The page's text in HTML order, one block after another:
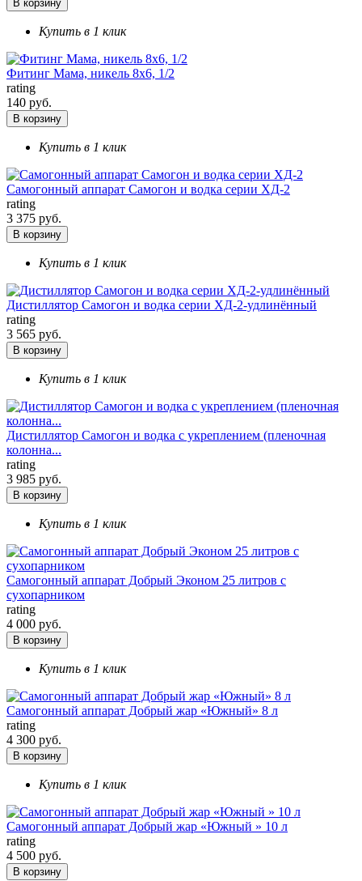
В корзину
Купить в 1 клик
Фитинг Мама, никель 8х6, 1/2
rating
140 руб.
В корзину
Купить в 1 клик
Самогонный аппарат Самогон и водка серии ХД-2
rating
3 375 руб.
В корзину
Купить в 1 клик
Дистиллятор Самогон и водка серии ХД-2-удлинённый
rating
3 565 руб.
В корзину
Купить в 1 клик
Дистиллятор Самогон и водка с укреплением (пленочная
колонна...
rating
3 985 руб.
В корзину
Купить в 1 клик
Самогонный аппарат Добрый Эконом 25 литров с
сухопарником
rating
4 000 руб.
В корзину
Купить в 1 клик
Самогонный аппарат Добрый жар «Южный» 8 л
rating
4 300 руб.
В корзину
Купить в 1 клик
Самогонный аппарат Добрый жар «Южный » 10 л
rating
4 500 руб.
В корзину